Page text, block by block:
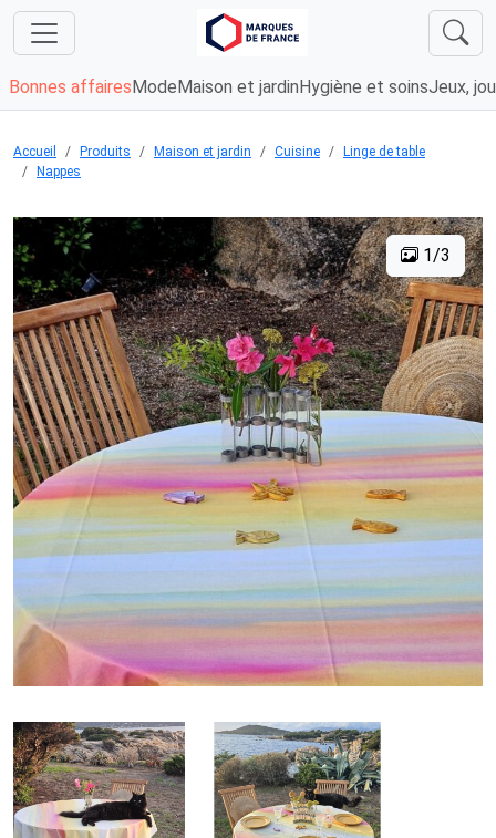
Bonnes affaires Mode Maison et jardin Hygiène et soinsJeux,
Accueil Produits Maison et jardin Cuisine
Linge de table
Nappes
1/3